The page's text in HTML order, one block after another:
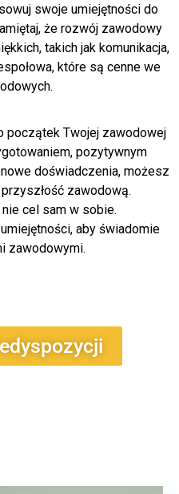
swoje umiejętności do
że rozwój zawodowy
takich jak komunikacja,
które są cenne we
początek Twojej zawodowej
pozytywnym
doświadczenia, możesz
zawodową.
cel sam w sobie.
aby świadomie
zawodowymi.